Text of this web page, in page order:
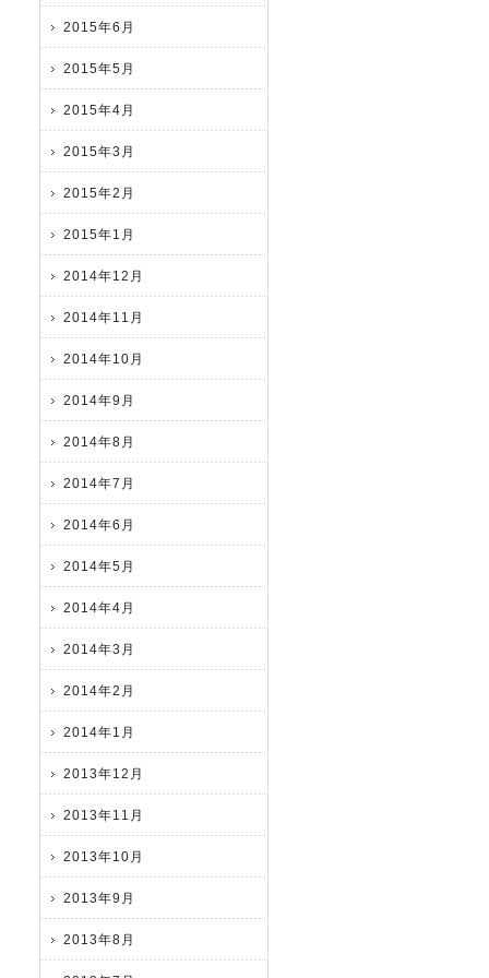
2015年6月
2015年5月
2015年4月
2015年3月
2015年2月
2015年1月
2014年12月
2014年11月
2014年10月
2014年9月
2014年8月
2014年7月
2014年6月
2014年5月
2014年4月
2014年3月
2014年2月
2014年1月
2013年12月
2013年11月
2013年10月
2013年9月
2013年8月